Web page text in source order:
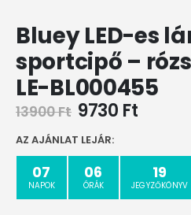
Bluey LED-es
sportcipő –
LE-BL000455
13900Ft 9730 Ft
AZ AJÁNLAT LEJÁR:
07
NAPOK
06
ÓRÁK
19
JEGYZŐKÖNYV